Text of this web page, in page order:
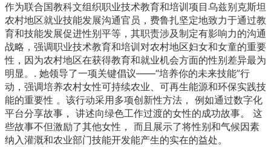
作为联合国教科文组织职业技术教育和培训项目乌兹别克斯坦
农村地区就业技能发展沟通官员，费鲁扎坚定地致力于通过教
育和技能发展促进性别平等，其职责涉及制定有影响力的沟通
战略，强调职业技术教育和培训对农村地区妇女和女童的重要
性，因为农村地区在获得教育和就业机会方面的性别差异最为
明显。 . 她领导了一项关键倡议——“培养你的未来技能”行
动，强调培养农村女性可持续农业、可再生能源和环保实践技
能的重要性 。 该行动采用多项创新性方法， 例如通过数字化
平台分享故事， 讲述向绿色工作过渡的女性的成功故事。 这
些故事不但激励了其他女性， 而且展示了将性别和气候因素
纳入灌溉和农业部门技能开发能产生的实在的益处。